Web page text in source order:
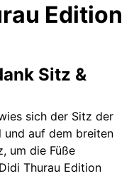
Edition
Sitz &
sich der Sitz der
und auf dem breiten
um die Füße
Thurau Edition